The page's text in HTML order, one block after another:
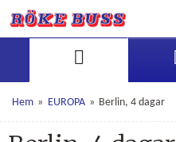
Hem » EUROPA » Berlin, 4 dagar